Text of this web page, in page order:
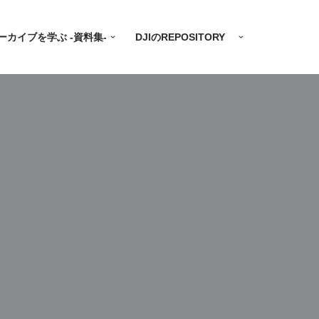
カイブを学ぶ -資料集- DJIのREPOSITORY